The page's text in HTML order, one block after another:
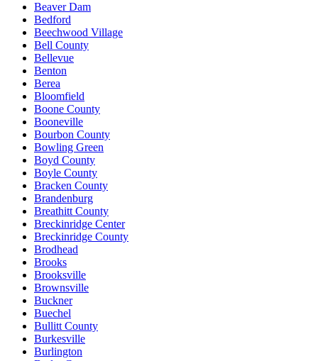
Beaver Dam
Bedford
Beechwood Village
Bell County
Bellevue
Benton
Berea
Bloomfield
Boone County
Booneville
Bourbon County
Bowling Green
Boyd County
Boyle County
Bracken County
Brandenburg
Breathitt County
Breckinridge Center
Breckinridge County
Brodhead
Brooks
Brooksville
Brownsville
Buckner
Buechel
Bullitt County
Burkesville
Burlington